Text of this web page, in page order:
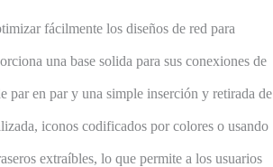
fácilmente los diseños de red para
una base solida para sus conexiones de
en par y una simple inserción y retirada de
iconos codificados por colores o usando
extraíbles, lo que permite a los usuarios